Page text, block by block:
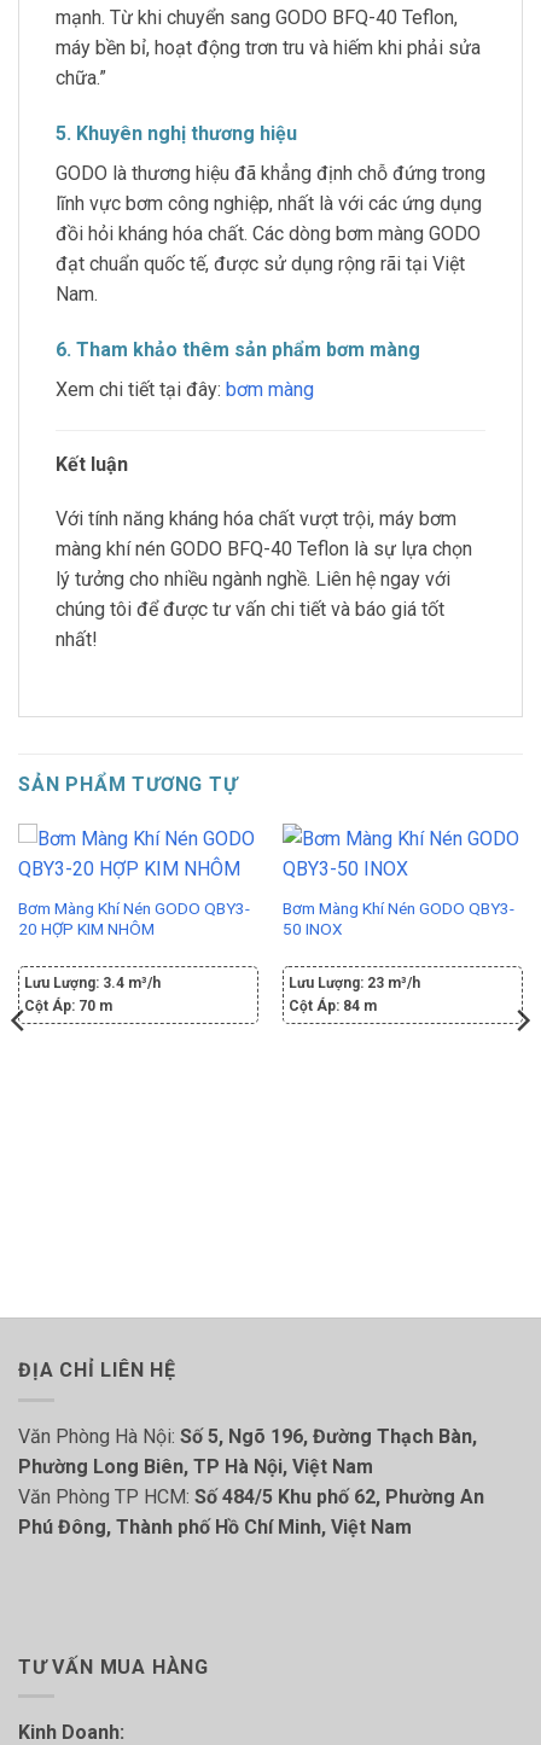
mạnh. Từ khi chuyển sang GODO BFQ-40 Teflon,
máy bền bỉ, hoạt động trơn tru và hiếm khi phải sửa
chữa.”
5. Khuyên nghị thương hiệu
GODO là thương hiệu đã khẳng định chỗ đứng trong
lĩnh vực bơm công nghiệp, nhất là với các ứng dụng
đồi hỏi kháng hóa chất. Các dòng bơm màng GODO
đạt chuẩn quốc tế, được sử dụng rộng rãi tại Việt
Nam.
6. Tham khảo thêm sản phẩm bơm màng
Xem chi tiết tại đây: bơm màng
Kết luận
Với tính năng kháng hóa chất vượt trội, máy bơm
màng khí nén GODO BFQ-40 Teflon là sự lựa chọn
lý tưởng cho nhiều ngành nghề. Liên hệ ngay với
chúng tôi để được tư vấn chi tiết và báo giá tốt
nhất!
SẢN PHẨM TƯƠNG TỰ
Bơm Màng Khí Nén GODO QBY3-
20 HỢP KIM NHÔM
Lưu Lượng: 3.4 m³/h
Cột Áp: 70 m
Bơm Màng Khí Nén GODO QBY3-
50 INOX
Lưu Lượng: 23 m³/h
Cột Áp: 84 m
ĐỊA CHỈ LIÊN HỆ
Văn Phòng Hà Nội: Số 5, Ngõ 196, Đường Thạch Bàn,
Phường Long Biên, TP Hà Nội, Việt Nam
Văn Phòng TP HCM: Số 484/5 Khu phố 62, Phường An
Phú Đông, Thành phố Hồ Chí Minh, Việt Nam
TƯ VẤN MUA HÀNG
Kinh Doanh: